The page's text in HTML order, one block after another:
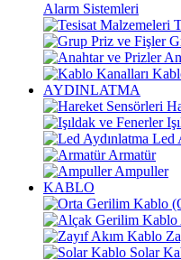
Alarm Sistemleri
AYDINLATMA
Led
Armatür
Ampuller
KABLO
Solar